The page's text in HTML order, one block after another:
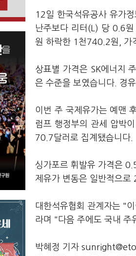
12일 한국석유공사 유가
난주보다 리터(L) 당 0.6
원 하락한 1천740.2원, 가
상표별 가격은 SK에너지
은 수준을 보였습니다. 경
이번 주 국제유가는 예맨
럼프 행정부의 관세 압박
70.7달러로 집계됐습니다.
싱가포르 휘발유 가격은
제유가 변동은 일반적으로
대한석유협회 관계자는 "
라며 "다음 주에도 국내 주
박혜정 기자